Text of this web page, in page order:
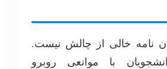
نامه خالی از چالش نیست.
با موانعی روبرو